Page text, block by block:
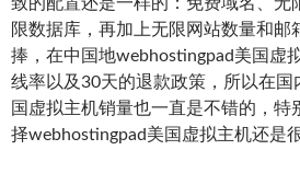
限数据库，再加上无限网站数量和邮
捧，在中国地webhostingpad美国虚
线率以及30天的退款政策，所以在国
国虚拟主机销量也一直是不错的，特
择webhostingpad美国虚拟主机还是